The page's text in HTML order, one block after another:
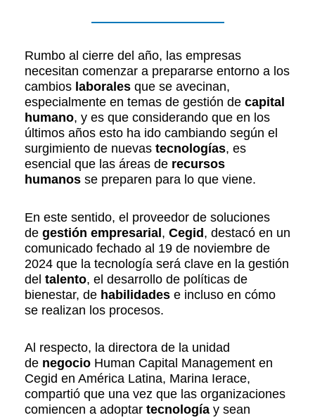
Rumbo al cierre del año, las empresas
necesitan comenzar a prepararse entorno a los
cambios laborales que se avecinan,
especialmente en temas de gestión de capital
humano, y es que considerando que en los
últimos años esto ha ido cambiando según el
surgimiento de nuevas tecnologías, es
esencial que las áreas de recursos
humanos se preparen para lo que viene.
En este sentido, el proveedor de soluciones
de gestión empresarial, Cegid, destacó en un
comunicado fechado al 19 de noviembre de
2024 que la tecnología será clave en la gestión
del talento, el desarrollo de políticas de
bienestar, de habilidades e incluso en cómo
se realizan los procesos.
Al respecto, la directora de la unidad
de negocio Human Capital Management en
Cegid en América Latina, Marina Ierace,
compartió que una vez que las organizaciones
comiencen a adoptar tecnología y sean